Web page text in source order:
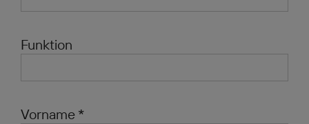
Funktion
Vorname *